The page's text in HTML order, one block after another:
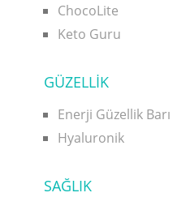
ChocoLite
Keto Guru
GÜZELLİK
Enerji Güzellik Barı
Hyaluronik
SAĞLIK